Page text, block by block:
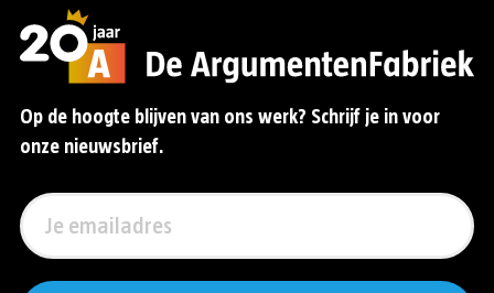
Op de hoogte blijven van ons werk? Schrijf je in voor
onze nieuwsbrief.